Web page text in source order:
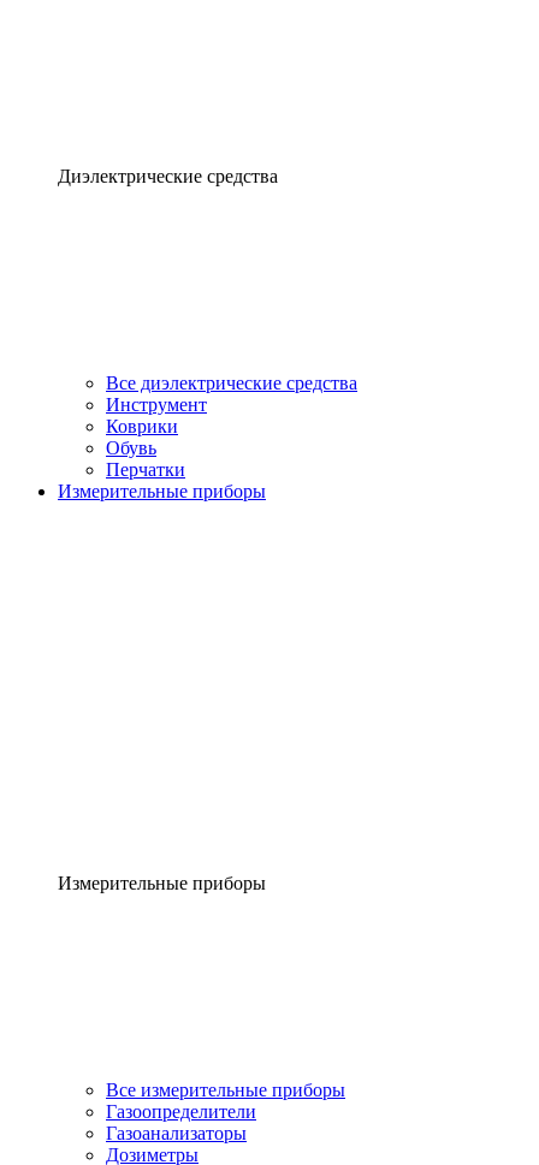
Диэлектрические средства
Все диэлектрические средства
Инструмент
Коврики
Обувь
Перчатки
Измерительные приборы
Измерительные приборы
Все измерительные приборы
Газоопределители
Газоанализаторы
Дозиметры